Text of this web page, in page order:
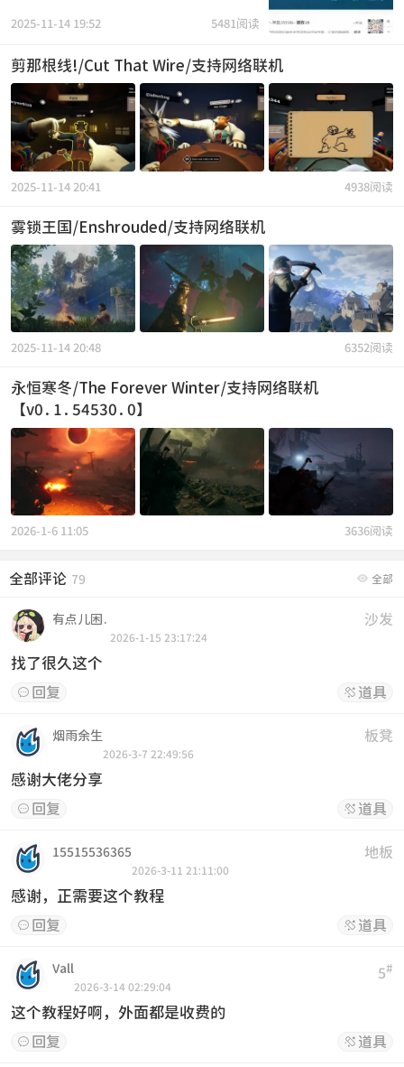
5481阅读
2025-11-14 19:52
剪那根线!/Cut That Wire/支持网络联机
4938阅读
2025-11-14 20:41
雾锁王国/Enshrouded/支持网络联机
6352阅读
2025-11-14 20:48
永恒寒冬/The Forever Winter/支持网络联机
【v0.1.54530.0】
3636阅读
2026-1-6 11:05
 全部
全部评论 79
沙发
有点儿困.
2026-1-15 23:17:24
找了很久这个
 回复  道具
板凳
烟雨余生
2026-3-7 22:49:56
感谢大佬分享
 回复  道具
地板
15515536365
2026-3-11 21:11:00
感谢，正需要这个教程
 回复  道具
5#
Vall
2026-3-14 02:29:04
这个教程好啊，外面都是收费的
 回复  道具